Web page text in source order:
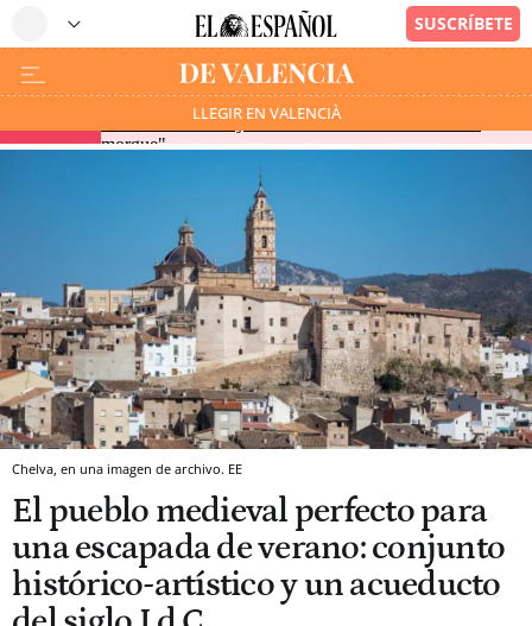
LLEGIR EN VALENCIÀ
Mohamed, Boussmahi y los 17 marroquíes desaparecidos
tras cruzar El Tarajal: "Tememos encontrarles en la
morgue"
Chelva, en una imagen de archivo. EE
El pueblo medieval perfecto para
una escapada de verano: conjunto
histórico-artístico y un acueducto